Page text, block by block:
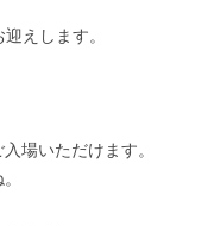
えします。
場いただけます。